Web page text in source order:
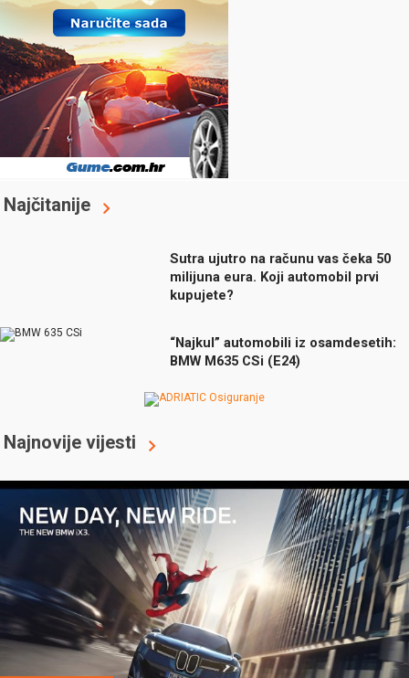
Najčitanije
Sutra ujutro na računu vas čeka 50
milijuna eura. Koji automobil prvi
kupujete?
“Najkul” automobili iz osamdesetih:
BMW M635 CSi (E24)
Najnovije vijesti